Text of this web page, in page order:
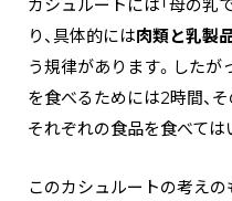
カシュルートには「母の乳
り、具体的には肉類と乳製
う規律があります。したが
を食べるためには2時間、
それぞれの食品を食べては
このカシュルートの考えの